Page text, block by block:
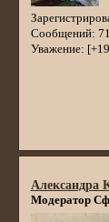
Сообщений:
Уважение:
Александра
Модератор